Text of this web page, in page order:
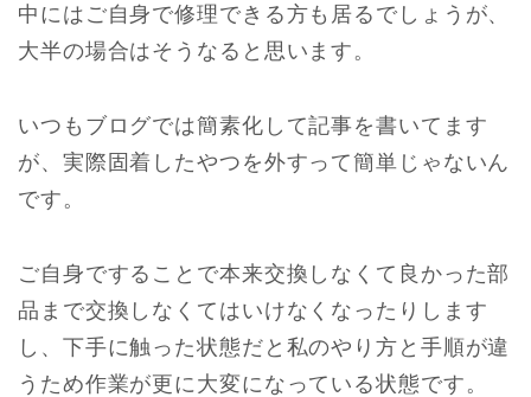
中にはご自身で修理できる方も居るでしょうが、
大半の場合はそうなると思います。
いつもブログでは簡素化して記事を書いてます
が、実際固着したやつを外すって簡単じゃないん
です。
ご自身ですることで本来交換しなくて良かった部
品まで交換しなくてはいけなくなったりします
し、下手に触った状態だと私のやり方と手順が違
うため作業が更に大変になっている状態です。